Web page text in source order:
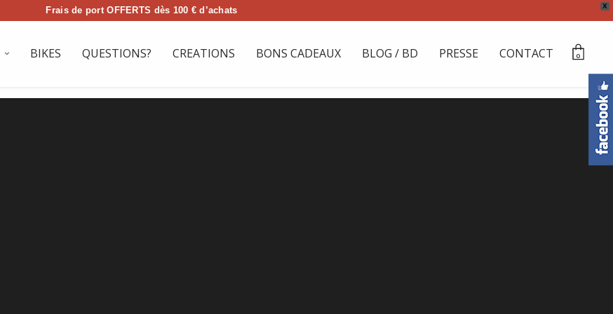
X
Frais de port OFFERTS dès 100 € d’achats
BIKES QUESTIONS? CREATIONS BONS CADEAUX BLOG / BD PRESSE CONTACT 0